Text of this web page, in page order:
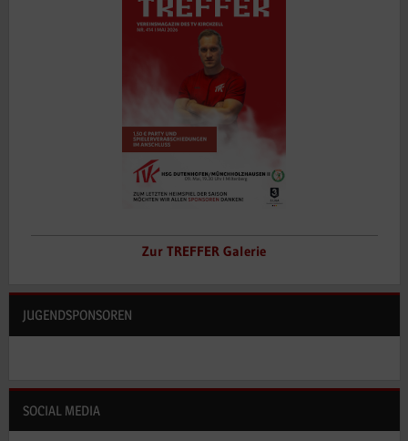
Zur TREFFER Galerie
JUGENDSPONSOREN
SOCIAL MEDIA